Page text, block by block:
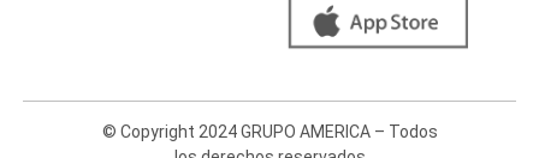
© Copyright 2024 GRUPO AMERICA – Todos